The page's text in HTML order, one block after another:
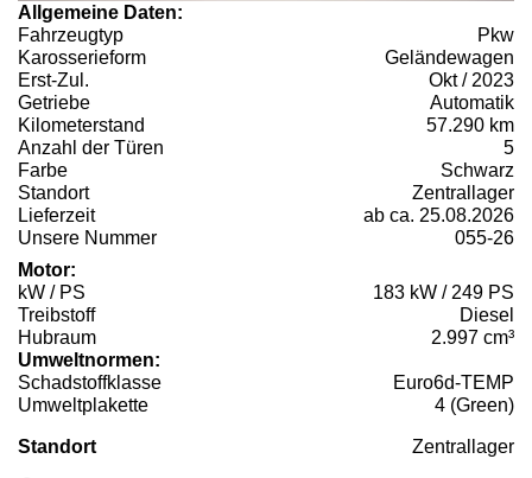
Allgemeine Daten:
Fahrzeugtyp
Pkw
Karosserieform
Geländewagen
Erst-Zul.
Okt / 2023
Getriebe
Automatik
Kilometerstand
57.290 km
Anzahl der Türen
5
Farbe
Schwarz
Standort
Zentrallager
Lieferzeit
ab ca. 25.08.2026
Unsere Nummer
055-26
Motor:
kW / PS
183 kW / 249 PS
Treibstoff
Diesel
Hubraum
2.997 cm³
Umweltnormen:
Schadstoffklasse
Euro6d-TEMP
Umweltplakette
4 (Green)
Standort Zentrallager